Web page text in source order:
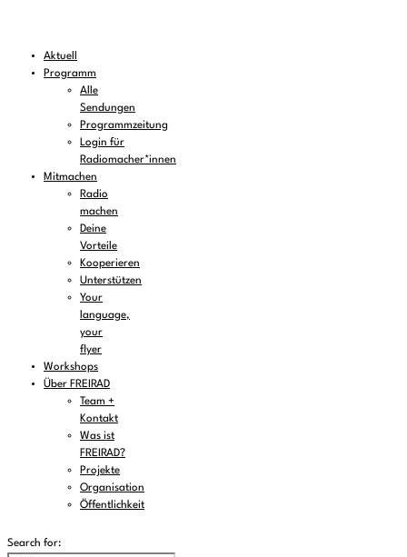
Aktuell
Programm
Alle
Sendungen
Programmzeitung
Login für
Radiomacher*innen
Mitmachen
Radio
machen
Deine
Vorteile
Kooperieren
Unterstützen
Your
language,
your
flyer
Workshops
Über FREIRAD
Team +
Kontakt
Was ist
FREIRAD?
Projekte
Organisation
Öffentlichkeit
Search for: